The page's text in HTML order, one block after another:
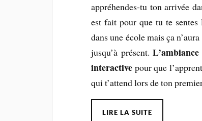
appréhendes-tu ton arrivée
est fait pour que tu te
dans une école mais ça
jusqu’à présent.
interactive pour que
qui t’attend lors de ton
LIRE LA SUITE